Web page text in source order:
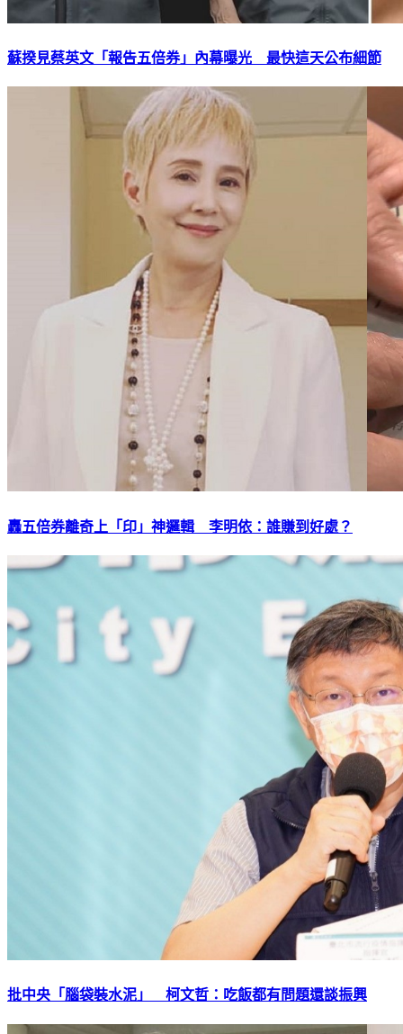
蘇揆見蔡英文「報告五倍券」內幕曝光 最快這天公布細節
轟五倍券離奇上「印」神邏輯 李明依：誰賺到好處？
批中央「腦袋裝水泥」 柯文哲：吃飯都有問題還談振興